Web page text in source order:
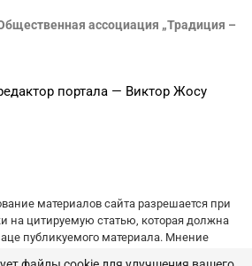
ассоциация „Традиция –
портала — Виктор Жосу
материалов сайта разрешается при
на цитируемую статью, которая должна
публикуемого материала. Мнение